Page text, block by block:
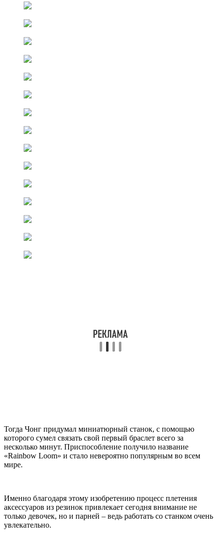
Тогда Чонг придумал миниатюрный станок, с помощью
которого сумел связать свой первый браслет всего за
несколько минут. Приспособление получило название
«Rainbow Loom» и стало невероятно популярным во всем
мире.
Именно благодаря этому изобретению процесс плетения
аксессуаров из резинок привлекает сегодня внимание не
только девочек, но и парней – ведь работать со станком очень
увлекательно.